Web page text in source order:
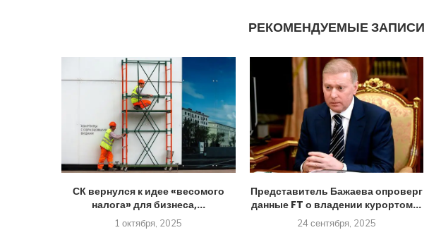
РЕКОМЕНДУЕМЫЕ ЗАПИСИ
СК вернулся к идее «весомого
налога» для бизнеса,...
1 октября, 2025
Представитель Бажаева опроверг
данные FT о владении курортом...
24 сентября, 2025